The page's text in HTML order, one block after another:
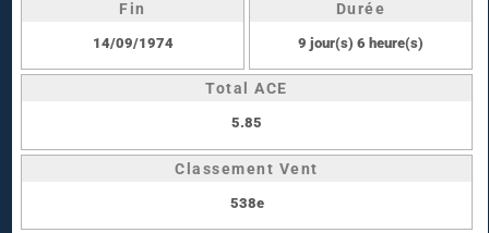
Fin
14/09/1974
Durée
9 jour(s) 6 heure(s)
Total ACE
5.85
Classement Vent
538e